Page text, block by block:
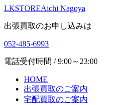
LKSTOREAichi Nagoya
出張買取のお申し込みは
052-485-6993
電話受付時間 / 9:00～23:00
HOME
出張買取のご案内
宅配買取のご案内